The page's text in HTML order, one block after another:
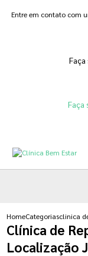
Entre em contato com
HomeCategoriasclinica
Clínica de
Localização